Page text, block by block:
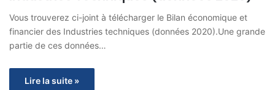
Vous trouverez ci-joint à télécharger le Bilan économique et
financier des Industries techniques (données 2020).Une grande
partie de ces données…
Lire la suite »